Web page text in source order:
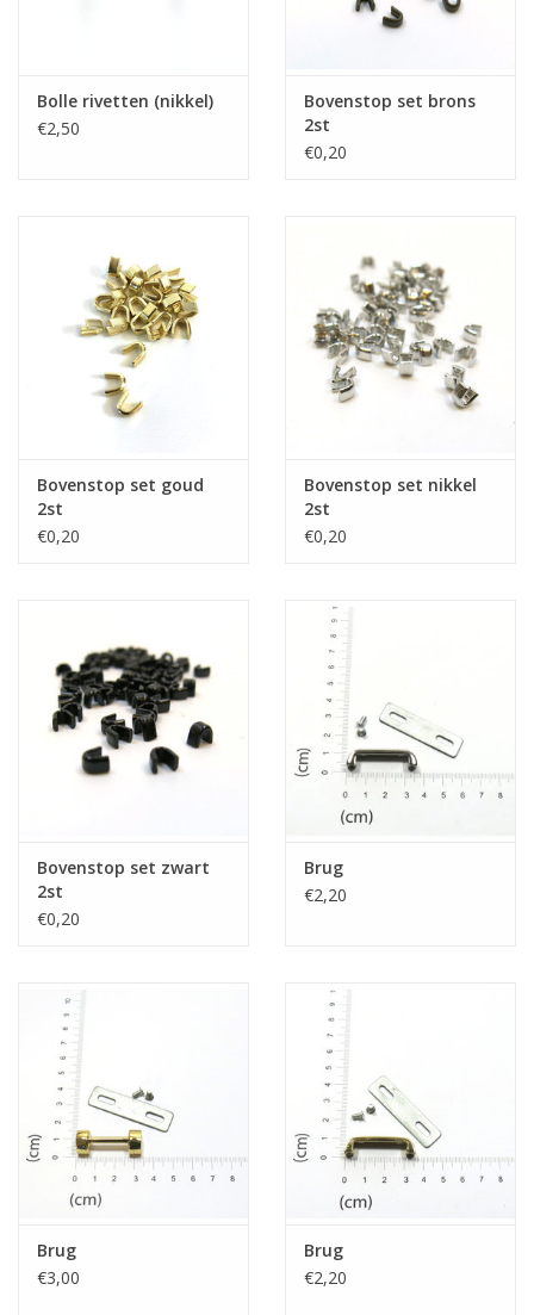
Bolle rivetten (nikkel)
€2,50
Bovenstop set brons
2st
€0,20
Bovenstop set goud
2st
€0,20
Bovenstop set nikkel
2st
€0,20
Bovenstop set zwart
2st
€0,20
Brug
€2,20
Brug
€3,00
Brug
€2,20